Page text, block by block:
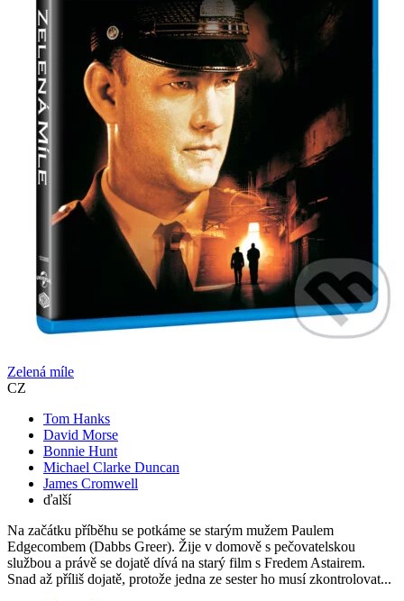
Zelená míle
CZ
Tom Hanks
David Morse
Bonnie Hunt
Michael Clarke Duncan
James Cromwell
ďalší
Na začátku příběhu se potkáme se starým mužem Paulem
Edgecombem (Dabbs Greer). Žije v domově s pečovatelskou
službou a právě se dojatě dívá na starý film s Fredem Astairem.
Snad až příliš dojatě, protože jedna ze sester ho musí zkontrolovat...